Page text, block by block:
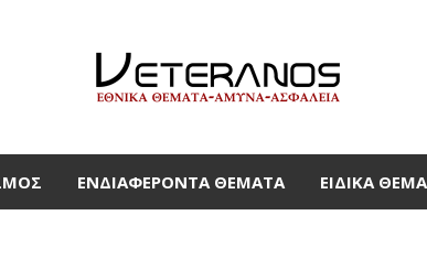
ΕΝΔΙΑΦΈΡΟΝΤΑ ΘΈΜΑΤΑ ΕΙΔΙΚΆ